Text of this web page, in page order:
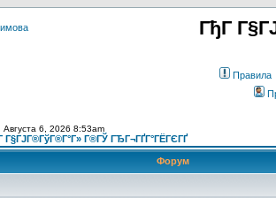
ГђГ
Правила
Августа 6, 2026 8:53am
Г®ГЎ ГЂГ¬ГҐГ°ГЁГЄГҐ
Форум